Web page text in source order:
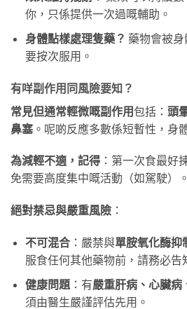
你，只係提供一次過嘅輔助。
身體點樣處理隻藥？ 藥物會被
要按次服用。
有咩副作用同風險要知？
常見但通常輕微嘅副作用包括： 頭
鼻塞 。呢啲反應多數係短暫性，身
為減輕不適，記得 ：第一次食最好
免需要高度集中嘅活動（如駕駛）。
絕對禁忌與嚴重風險 ：
不可混合：嚴禁與單胺氧化酶抑
服食任何其他藥物前，請務必告
健康問題：有嚴重肝病、心臟病
須由醫生嚴謹評估先用。